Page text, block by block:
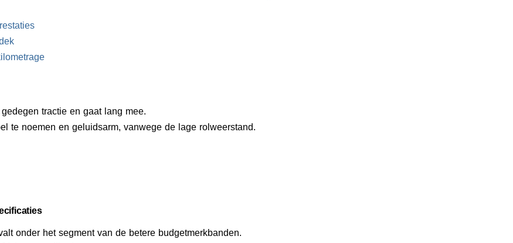
tractie en gaat lang mee.
te noemen en geluidsarm, vanwege de lage rolweerstand.
onder het segment van de betere budgetmerkbanden.